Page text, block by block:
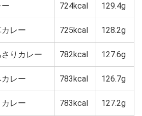
724kcal 129.4g
レー 725kcal 128.2g
りカレー 782kcal 127.6g
レー 783kcal 126.7g
レー 783kcal 127.2g